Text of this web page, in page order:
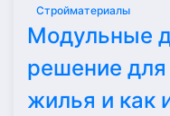
Стройматериалы
Модульные
решение
жилья и как